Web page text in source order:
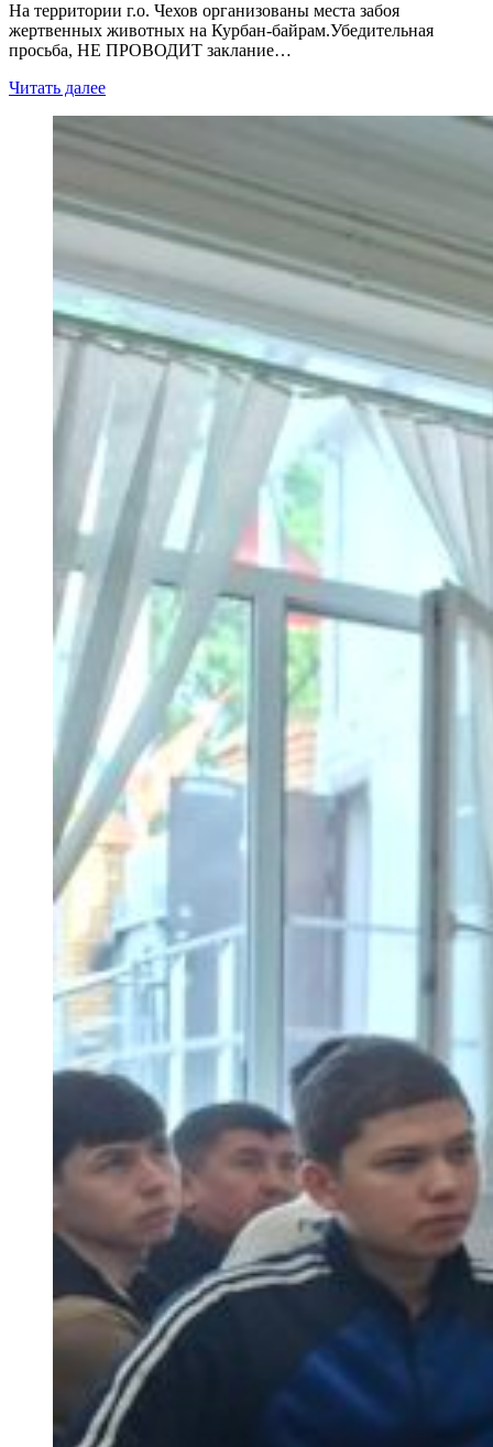
На территории г.о. Чехов организованы места забоя
жертвенных животных на Курбан-байрам.Убедительная
просьба, НЕ ПРОВОДИТ заклание…
Читать далее